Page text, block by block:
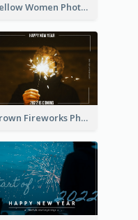
Yellow Women Photo Grid World Cancer Day Postcard
Brown Fireworks Photo Happy New Year Postcard